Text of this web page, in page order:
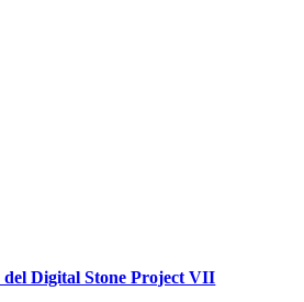
Digital Stone Project VII